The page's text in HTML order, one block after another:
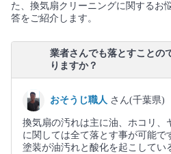
た、換気扇クリーニングに関するお
答をご紹介します。
業者さんでも落とすことの
りますか？
おそうじ職人 さん(千葉県)
換気扇の汚れは主に油、ホコリ、
に関しては全て落とす事が可能で
塗装が油汚れと酸化を起こしてい